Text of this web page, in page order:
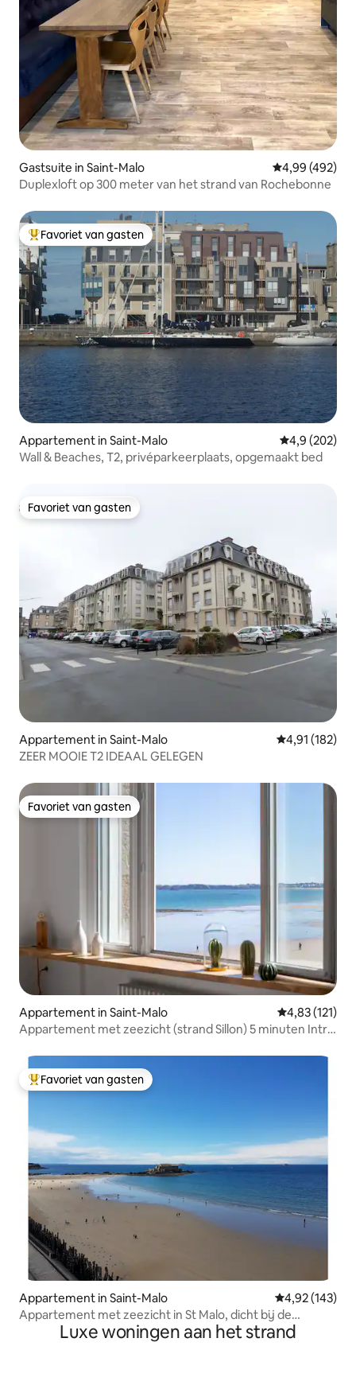
Gastsuite in Saint-Malo Gemiddelde
4,99 (492)
Duplexloft op 300 meter van het strand van Rochebonne
Topfavoriet van gasten
Favoriet van gasten
Appartement in Saint-Malo Gemiddelde
4,9 (202)
Wall & Beaches, T2, privéparkeerplaats, opgemaakt bed
Favoriet van gasten
Favoriet van gasten
Appartement in Saint-Malo Gemiddelde
4,91 (182)
ZEER MOOIE T2 IDEAAL GELEGEN
Favoriet van gasten
Favoriet van gasten
Appartement in Saint-Malo Gemiddelde
4,83 (121)
Appartement met zeezicht (strand Sillon) 5 minuten Intra
Topfavoriet van gasten
Favoriet van gasten
Appartement in Saint-Malo Gemiddelde
4,92 (143)
Appartement met zeezicht in St Malo, dicht bij de
stadsmuren.Luxe woningen aan het strand